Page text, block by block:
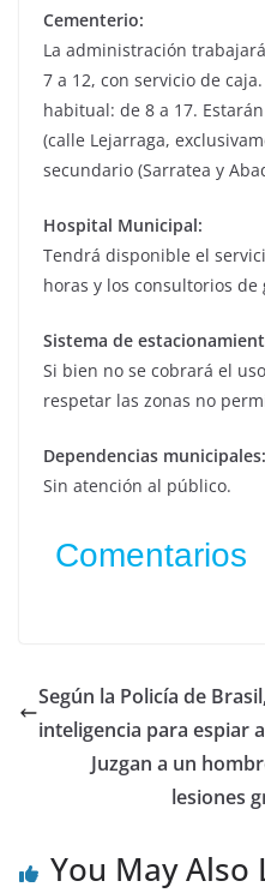
Cementerio:
La administración
7 a 12, con servicio de
habitual: de 8 a 17.
(calle Lejarraga,
secundario (Sarratea y
Hospital Municipal:
Tendrá disponible el
horas y los consultorios
Sistema de
Si bien no se cobrará el
respetar las zonas no
Dependencias municipales:
Sin atención al público.
Comentarios
Según la Policía de
inteligencia para espiar
Juzgan a un
lesiones
You May Also